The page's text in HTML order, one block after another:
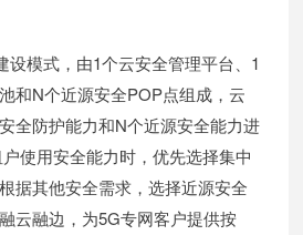
设模式，由1个云安全管理平台、1
和N个近源安全POP点组成，云
全防护能力和N个近源安全能力进
使用安全能力时，优先选择集中
据其他安全需求，选择近源安全
云融边，为5G专网客户提供按